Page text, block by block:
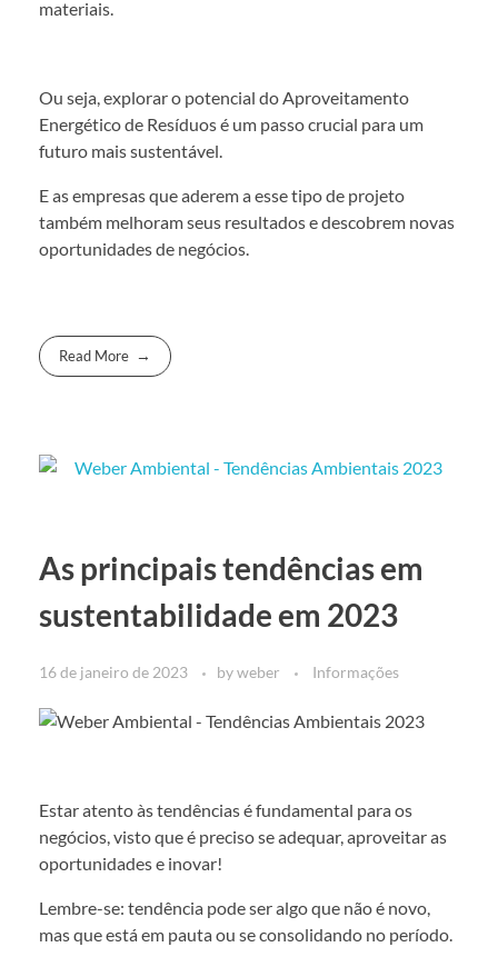
materiais.
Ou seja, explorar o potencial do Aproveitamento
Energético de Resíduos é um passo crucial para um
futuro mais sustentável.
E as empresas que aderem a esse tipo de projeto
também melhoram seus resultados e descobrem novas
oportunidades de negócios.
Read More
As principais tendências em
sustentabilidade em 2023
16 de janeiro de 2023 byweber Informações
Estar atento às tendências é fundamental para os
negócios, visto que é preciso se adequar, aproveitar as
oportunidades e inovar!
Lembre-se: tendência pode ser algo que não é novo,
mas que está em pauta ou se consolidando no período.